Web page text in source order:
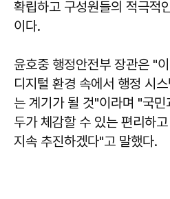
확립하고 구성원들의 적극적
이다.
윤호중 행정안전부 장관은 "
디지털 환경 속에서 행정 시
는 계기가 될 것"이라며 "국
두가 체감할 수 있는 편리하
지속 추진하겠다"고 말했다.